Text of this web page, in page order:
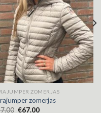
ZOMERJAS
zomerjas
€67.00